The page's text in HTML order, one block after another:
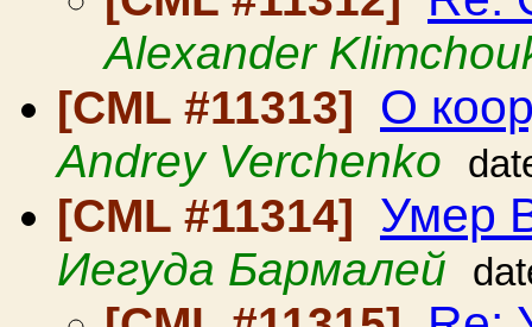
Alexander
[CML #11313]
О
Andrey Verchenko
[CML #11314] Умер
Иегуда Бармалей